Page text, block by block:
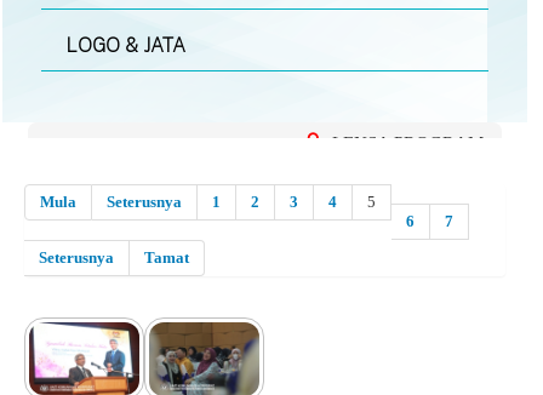
LOGO & JATA
LENSA PROGRAM
Mula Seterusnya 1 2 3 4
5
6
7
Seterusnya
Tamat